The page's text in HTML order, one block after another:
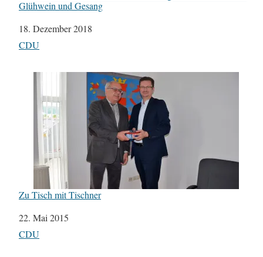
Glühwein und Gesang
Datum
18. Dezember 2018
In Bezug auf
CDU
Zu Tisch mit Tischner
Datum
22. Mai 2015
In Bezug auf
CDU